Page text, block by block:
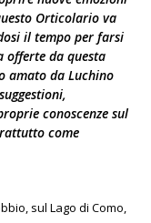
Orticolario va
il tempo per farsi
offerte da questa
amato da Luchino
conoscenze sul
come
sul Lago di Como,